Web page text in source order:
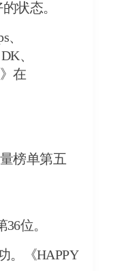
状态。
、
在
榜单第五
位。
。《HAPPY